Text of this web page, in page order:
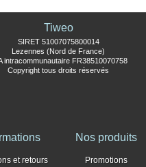
Tiweo
SIRET 51007075800014
Lezennes (Nord de France)
intracommunautaire FR38510070758
Copyright tous droits réservés
et retours
Nos produits
Promotions